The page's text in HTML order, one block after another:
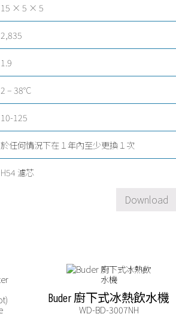
15 × 5 × 5
2,835
1.9
2 – 38°C
10-125
於任何情況下在１年內至少更換１次
H54 濾芯
Download
Buder 廚下式冰熱飲水機
WD-BD-3007NH